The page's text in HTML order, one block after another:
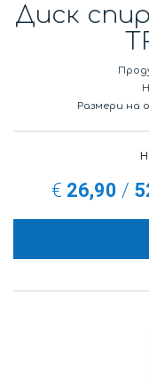
Диск
Размери на
€ 26,90 /